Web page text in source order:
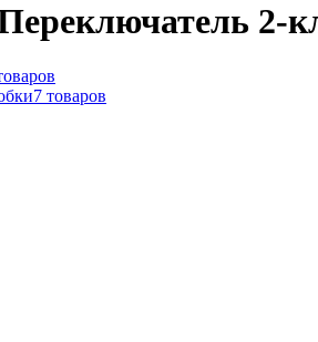
7 товаров